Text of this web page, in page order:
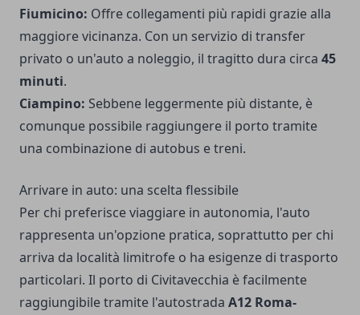
Fiumicino: Offre collegamenti più rapidi grazie alla
maggiore vicinanza. Con un servizio di transfer
privato o un'auto a noleggio, il tragitto dura circa 45
minuti.
Ciampino: Sebbene leggermente più distante, è
comunque possibile raggiungere il porto tramite
una combinazione di autobus e treni.
Arrivare in auto: una scelta flessibile
Per chi preferisce viaggiare in autonomia, l'auto
rappresenta un'opzione pratica, soprattutto per chi
arriva da località limitrofe o ha esigenze di trasporto
particolari. Il porto di Civitavecchia è facilmente
raggiungibile tramite l'autostrada A12 Roma-